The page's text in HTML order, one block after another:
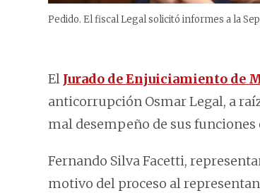
Pedido. El fiscal Legal solicitó informes a la
El Jurado de Enjuiciamiento de
anticorrupción Osmar Legal, a
mal desempeño de sus funciones
Fernando Silva Facetti,
motivo del proceso al